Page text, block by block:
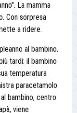
La mamma
Con sorpresa
a ridere.
al bambino.
tardi: il bambino
temperatura
paracetamolo
bambino, centro
viene